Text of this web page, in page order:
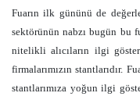
Fuarın ilk gününü de
sektörünün nabzı bugün bu
nitelikli alıcıların ilgi
firmalarımızın stantlarıdır.
stantlarımıza yoğun ilgi